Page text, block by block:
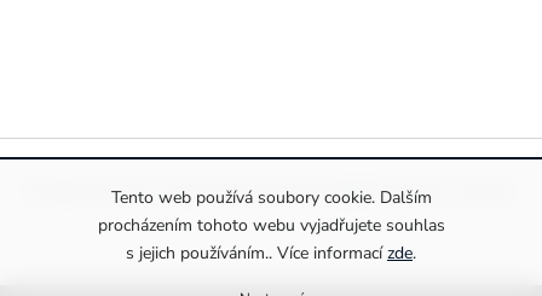
Tento web používá soubory cookie. Dalším
procházením tohoto webu vyjadřujete souhlas
s jejich používáním.. Více informacízde.
Pravidla ochrany a zpracování osobních údajůInformace o cookies